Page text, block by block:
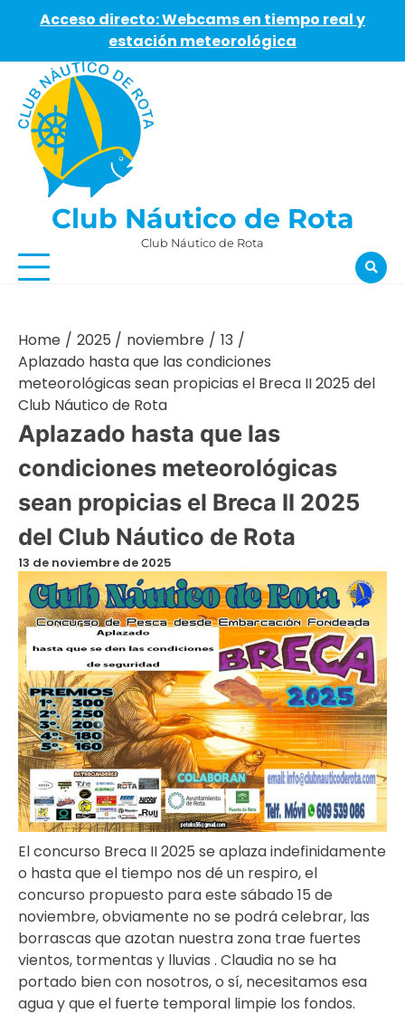
Acceso directo: Webcams en tiempo real y
estación meteorológica
content
Club Náutico de Rota
Club Náutico de Rota
Home 2025 noviembre
13
Aplazado hasta que las condiciones
meteorológicas sean propicias el Breca II 2025 del
Club Náutico de Rota
Aplazado hasta que las
condiciones meteorológicas
sean propicias el Breca II 2025
del Club Náutico de Rota
13 de noviembre de 2025
El concurso Breca II 2025 se aplaza indefinidamente
o hasta que el tiempo nos dé un respiro, el
concurso propuesto para este sábado 15 de
noviembre, obviamente no se podrá celebrar, las
borrascas que azotan nuestra zona trae fuertes
vientos, tormentas y lluvias . Claudia no se ha
portado bien con nosotros, o sí, necesitamos esa
agua y que el fuerte temporal limpie los fondos.